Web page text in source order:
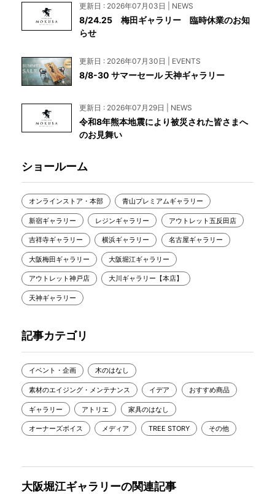
更新日 : 2026年07月03日 | NEWS
8/24.25 梅田ギャラリー 臨時休業のお知
らせ
更新日 : 2026年07月30日 | EVENTS
8/8-30 サマーセール 天神ギャラリー
更新日 : 2026年07月29日 | NEWS
令和8年熊本地震により被災された皆さまへ
のお見舞い
ショールーム
オンラインストア・本部 青山プレミアムギャラリー
新宿ギャラリー レジンギャラリー アウトレット五反田店
吉祥寺ギャラリー 横浜ギャラリー 名古屋ギャラリー
大阪梅田ギャラリー 大阪堀江ギャラリー
アウトレット神戸店 大川ギャラリー【本店】
天神ギャラリー
記事カテゴリ
イベント・企画 木のはなし
素材のエイジング・メンテナンス イデア おすすめ商品
ギャラリー アトリエ 家具のはなし
オーナーズボイス メディア TREE STORY その他
大阪堀江ギャラリーの関連記事